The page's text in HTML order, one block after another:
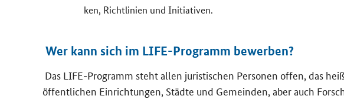
ken, Richt­li­ni­en und In­itia­ti­ven.
Wer kann sich im LIFE-​Programm be­wer­ben?
Das LIFE-​Programm steht allen ju­ris­ti­schen Per­so­nen offen, das
öf­fent­li­chen Ein­rich­tun­gen, Städ­te und Ge­mein­den, aber auch